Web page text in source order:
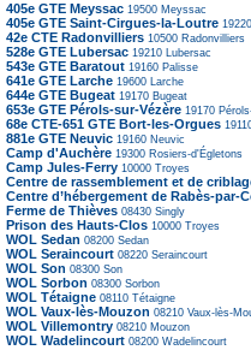
405e GTE Meyssac 19500 Meyssac
405e GTE Saint-Cirgues-la-Loutre 19220
42e CTE Radonvilliers 10500 Radonvilliers
528e GTE Lubersac 19210 Lubersac
543e GTE Baratout 19160 Palisse
641e GTE Larche 19600 Larche
644e GTE Bugeat 19170 Bugeat
653e GTE Pérols-sur-Vézère 19170
68e CTE-651 GTE Bort-les-Orgues
881e GTE Neuvic 19160 Neuvic
Camp d'Auchère 19300 Rosiers-d'Égletons
Camp Jules-Ferry 10000 Troyes
Centre de rassemblement et de
Centre d’hébergement de Rabès-par-
Ferme de Thièves 08430 Singly
Prison des Hauts-Clos 10000 Troyes
WOL Sedan 08200 Sedan
WOL Seraincourt 08220 Seraincourt
WOL Son 08300 Son
WOL Sorbon 08300 Sorbon
WOL Tétaigne 08110 Tétaigne
WOL Vaux-lès-Mouzon 08210 Vaux-lès-
WOL Villemontry 08210 Mouzon
WOL Wadelincourt 08200 Wadelincourt